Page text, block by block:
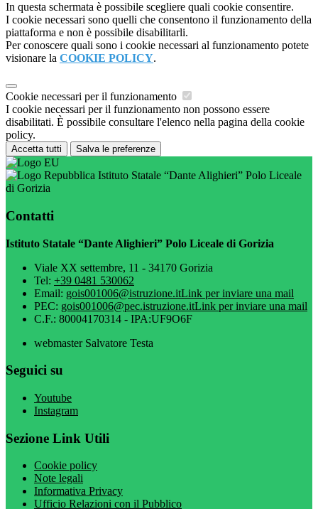
In questa schermata è possibile scegliere quali cookie consentire.
I cookie necessari sono quelli che consentono il funzionamento della
piattaforma e non è possibile disabilitarli.
Per conoscere quali sono i cookie necessari al funzionamento potete
visionare la COOKIE POLICY.
Cookie necessari per il funzionamento
I cookie necessari per il funzionamento non possono essere
disabilitati. È possibile consultare l'elenco nella pagina della cookie
policy.
Accetta tutti Salva le preferenze
Istituto Statale “Dante Alighieri” Polo Liceale
di Gorizia
Contatti
Istituto Statale “Dante Alighieri” Polo Liceale di Gorizia
Viale XX settembre, 11 - 34170 Gorizia
Tel: +39 0481 530062
Email: gois001006@istruzione.itLink per inviare una mail
PEC: gois001006@pec.istruzione.itLink per inviare una mail
C.F.: 80004170314 - IPA:UF9O6F
webmaster Salvatore Testa
Seguici su
Youtube
Instagram
Sezione Link Utili
Cookie policy
Note legali
Informativa Privacy
Ufficio Relazioni con il Pubblico